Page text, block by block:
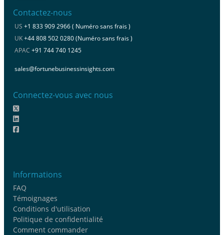
Contactez-nous
US +1 833 909 2966 ( Numéro sans frais )
UK+44 808 502 0280 (Numéro sans frais )
APAC +91 744 740 1245
sales@fortunebusinessinsights.com
Connectez-vous avec nous
Informations
FAQ
Témoignages
Conditions d'utilisation
Politique de confidentialité
Comment commander